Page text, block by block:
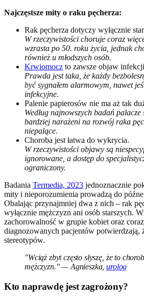
Najczęstsze mity o raku pęcherza:
Rak pęcherza dotyczy wyłącznie
W rzeczywistości choruje coraz
wzrasta po 50. roku życia, jednak
również u młodszych osób.
Krwiomocz to zawsze objaw
Prawda jest taka, że każdy
być sygnałem alarmowym, nawet
infekcyjne.
Palenie papierosów nie ma aż tak
Według najnowszych badań
bardziej narażeni na rozwój raka
niepalące.
Choroba jest łatwa do wykrycia.
W rzeczywistości objawy są
ignorowane, a dostęp do
ograniczony.
Badania Termedia, 2023 jednoznacznie
mity i nieporozumienia prowadzą do
Obalając przynajmniej dwa z nich – rak
wyłącznie mężczyzn ani osób starszych.
zachorowalność w grupie kobiet oraz
diagnozowanych pacjentów potwierdzają,
stereotypów.
"Wciąż zbyt często słyszę, że to
mężczyzn." — Agnieszka,urolog
Kto naprawdę jest zagrożony?